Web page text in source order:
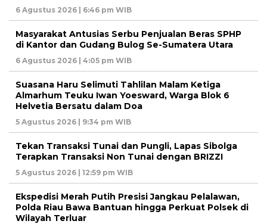
6 Agustus 2026 | 6:46 pm WIB
Masyarakat Antusias Serbu Penjualan Beras SPHP
di Kantor dan Gudang Bulog Se-Sumatera Utara
6 Agustus 2026 | 4:05 pm WIB
Suasana Haru Selimuti Tahlilan Malam Ketiga
Almarhum Teuku Iwan Yoesward, Warga Blok 6
Helvetia Bersatu dalam Doa
5 Agustus 2026 | 9:34 pm WIB
Tekan Transaksi Tunai dan Pungli, Lapas Sibolga
Terapkan Transaksi Non Tunai dengan BRIZZI
5 Agustus 2026 | 12:59 pm WIB
Ekspedisi Merah Putih Presisi Jangkau Pelalawan,
Polda Riau Bawa Bantuan hingga Perkuat Polsek di
Wilayah Terluar